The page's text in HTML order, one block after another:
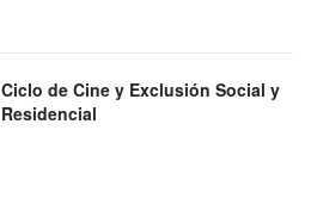
Ciclo de Cine y Exclusión Social y
Residencial